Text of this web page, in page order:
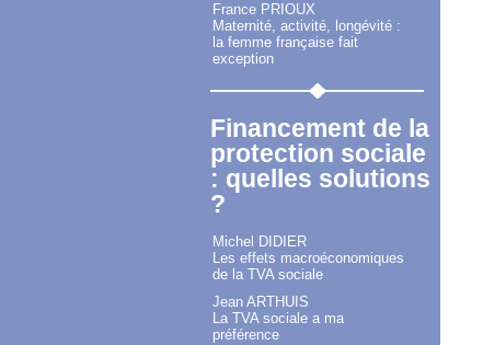
France PRIOUX
Maternité, activité, longévité :
la femme française fait
exception
Financement de la
protection sociale
: quelles solutions
?
Michel DIDIER
Les effets macroéconomiques
de la TVA sociale
Jean ARTHUIS
La TVA sociale a ma
préférence